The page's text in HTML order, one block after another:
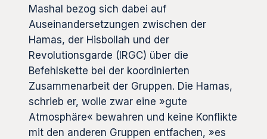
Mashal bezog sich dabei auf
Auseinandersetzungen zwischen der
Hamas, der Hisbollah und der
Revolutionsgarde (IRGC) über die
Befehlskette bei der koordinierten
Zusammenarbeit der Gruppen. Die Hamas,
schrieb er, wolle zwar eine »gute
Atmosphäre« bewahren und keine Konflikte
mit den anderen Gruppen entfachen, »es